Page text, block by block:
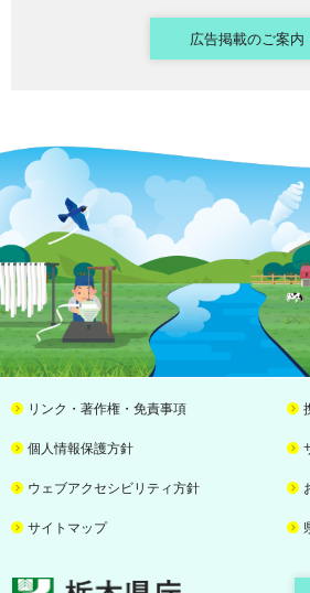
広告掲載のご案内
リンク・著作権・免責事項
個人情報保護方針
ウェブアクセシビリティ方針
サイトマップ
栃木県庁